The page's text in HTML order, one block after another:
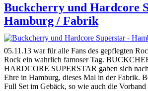
Buckcherry und Hardcore
Hamburg / Fabrik
05.11.13 war für alle Fans des gepflegten
Rock ein wahrlich famoser Tag.
HARDCORE SUPERSTAR gaben sich
Ehre in Hamburg, dieses Mal in der Fabrik.
Full Set im Gebäck, so wie auch die